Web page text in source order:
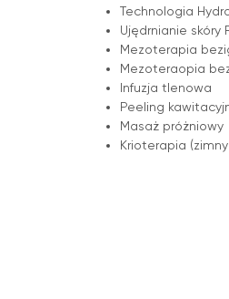
Technologia
Ujędrnianie skóry
Mezoterapia
Mezoteraopia
Infuzja tlenowa
Peeling
Masaż próżniowy
Krioterapia